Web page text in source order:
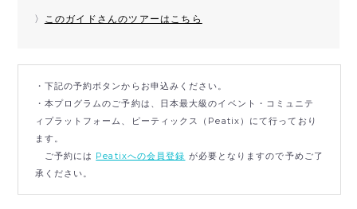
〉 このガイドさんのツアーはこちら
・下記の予約ボタンからお申込みください。
・本プログラムのご予約は、日本最大級のイベント・コミュニテ
ィプラットフォーム、ピーティックス（Peatix）にて行っており
ます。
ご予約には Peatixへの会員登録 が必要となりますので予めご了
承ください。